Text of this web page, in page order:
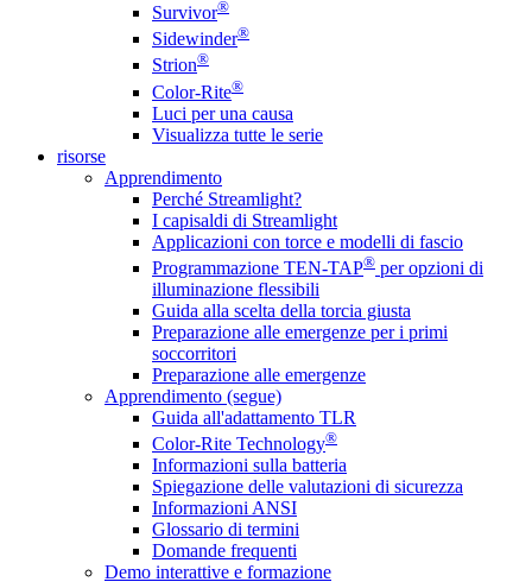
Survivor®
Sidewinder®
Strion®
Color-Rite®
Luci per una causa
Visualizza tutte le serie
risorse
Apprendimento
Perché Streamlight?
I capisaldi di Streamlight
Applicazioni con torce e modelli di fascio
Programmazione TEN-TAP® per opzioni di
illuminazione flessibili
Guida alla scelta della torcia giusta
Preparazione alle emergenze per i primi
soccorritori
Preparazione alle emergenze
Apprendimento (segue)
Guida all'adattamento TLR
Color-Rite Technology®
Informazioni sulla batteria
Spiegazione delle valutazioni di sicurezza
Informazioni ANSI
Glossario di termini
Domande frequenti
Demo interattive e formazione